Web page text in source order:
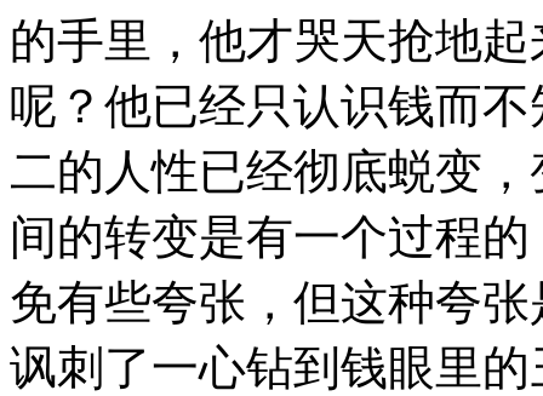
的手里，他才哭天抢地
呢？他已经只认识钱而
二的人性已经彻底蜕变
间的转变是有一个过程
免有些夸张，但这种夸
讽刺了一心钻到钱眼里